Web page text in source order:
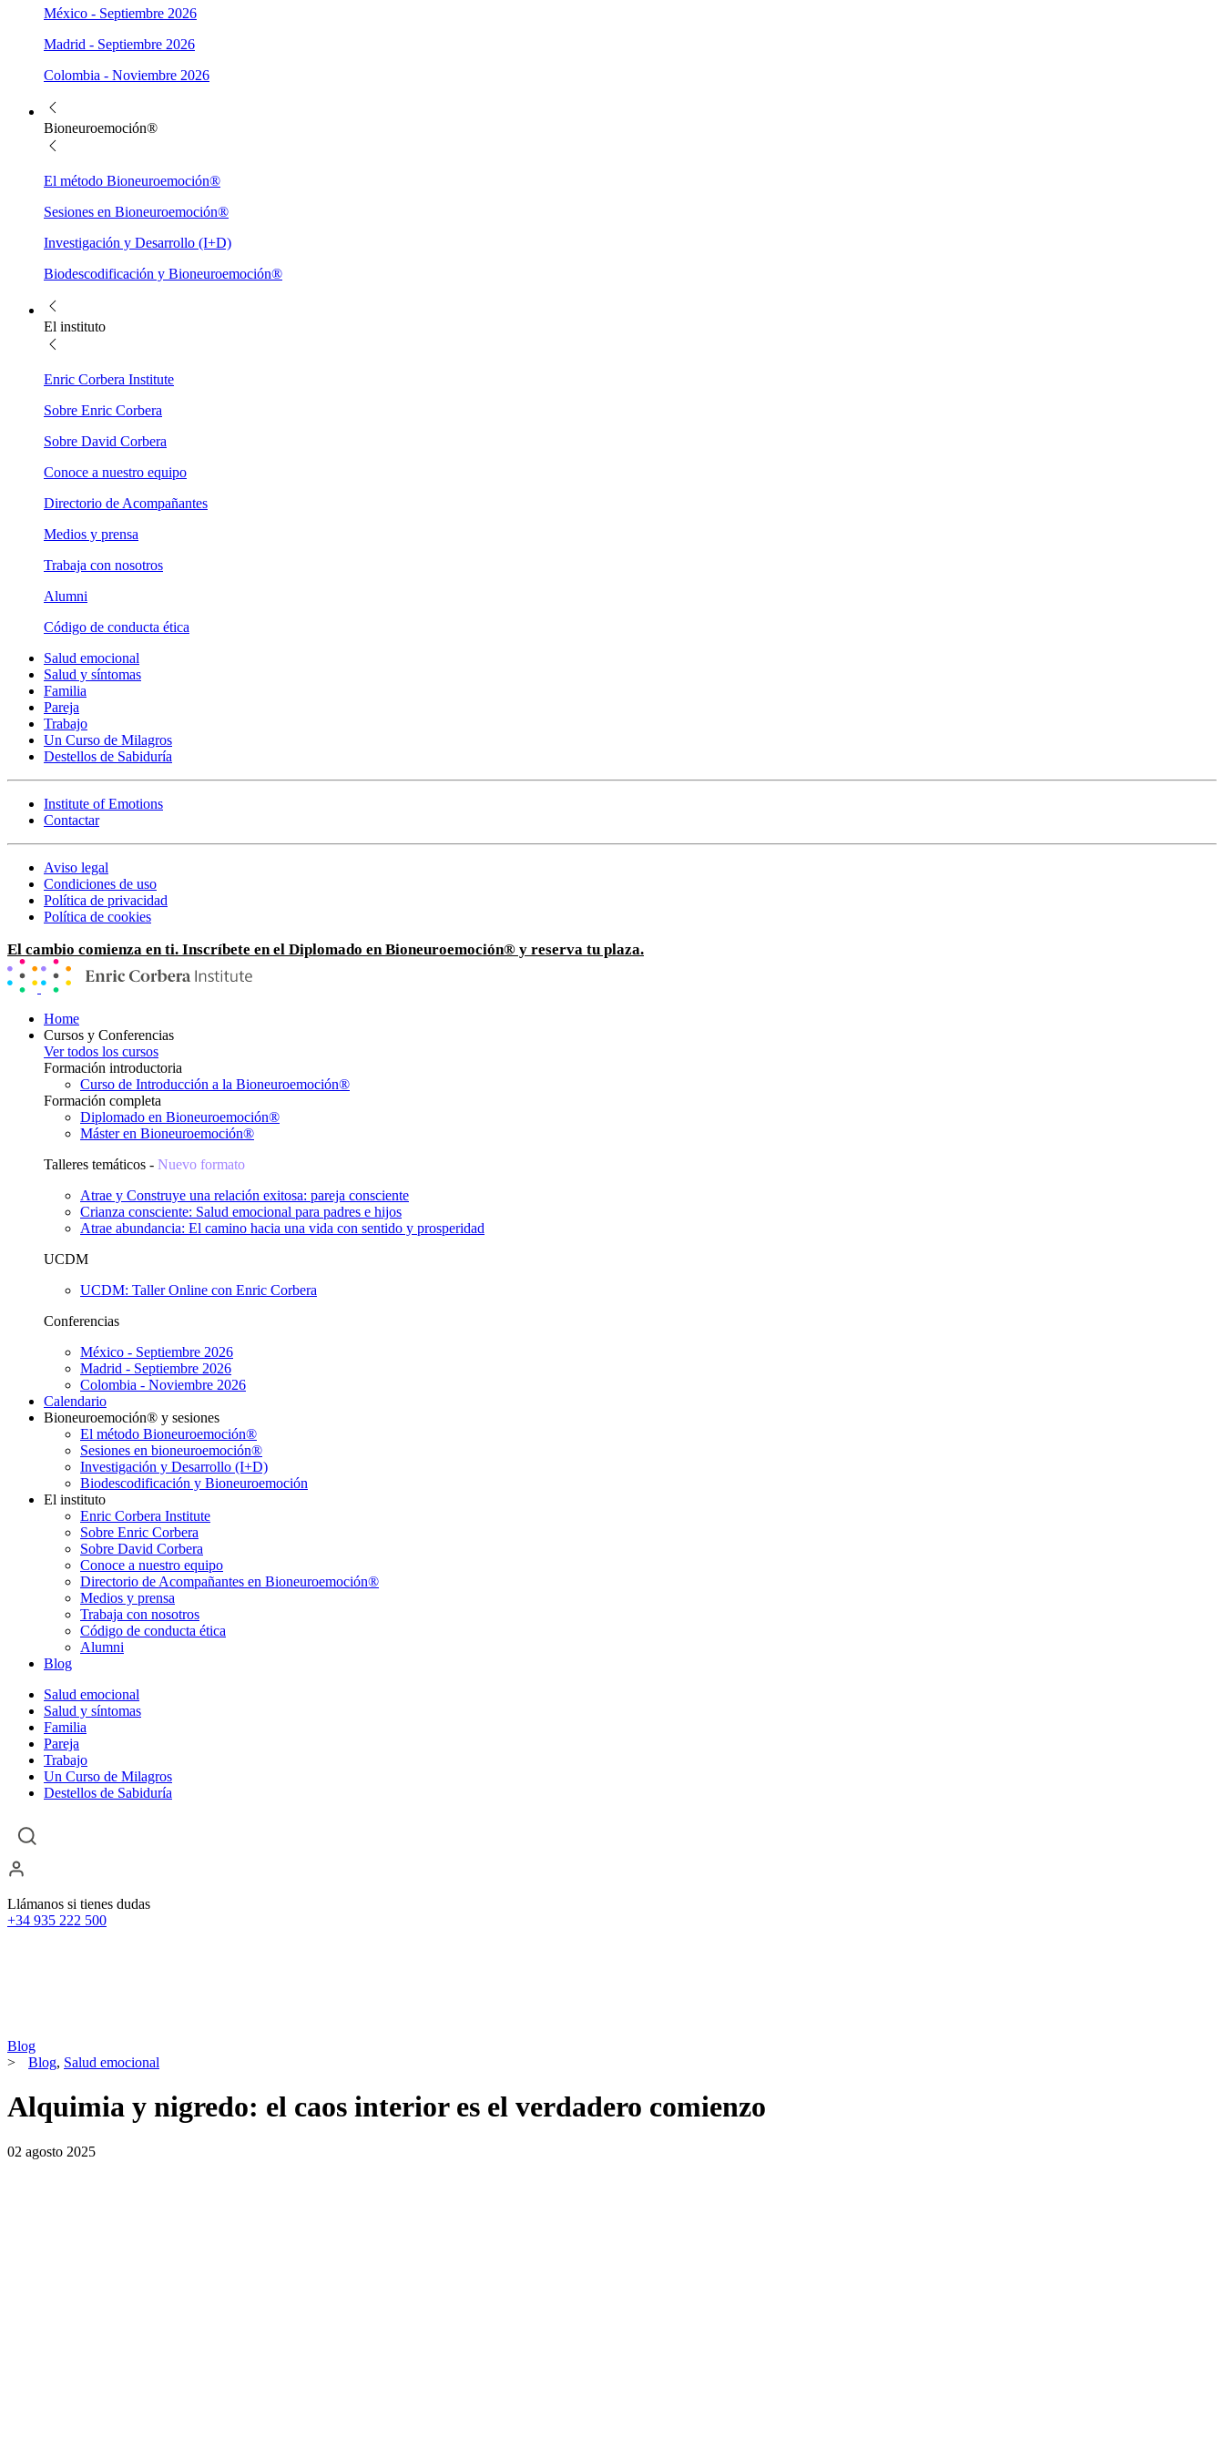
México - Septiembre 2026
Madrid - Septiembre 2026
Colombia - Noviembre 2026
Bioneuroemoción®
El método Bioneuroemoción®
Sesiones en Bioneuroemoción®
Investigación y Desarrollo (I+D)
Biodescodificación y Bioneuroemoción®
El instituto
Enric Corbera Institute
Sobre Enric Corbera
Sobre David Corbera
Conoce a nuestro equipo
Directorio de Acompañantes
Medios y prensa
Trabaja con nosotros
Alumni
Código de conducta ética
Salud emocional
Salud y síntomas
Familia
Pareja
Trabajo
Un Curso de Milagros
Destellos de Sabiduría
Institute of Emotions
Contactar
Aviso legal
Condiciones de uso
Política de privacidad
Política de cookies
El cambio comienza en ti. Inscríbete en el Diplomado en Bioneuroemoción® y reserva tu plaza.
Home
Cursos y Conferencias
Ver todos los cursos
Formación introductoria
Curso de Introducción a la Bioneuroemoción®
Formación completa
Diplomado en Bioneuroemoción®
Máster en Bioneuroemoción®
Talleres temáticos - Nuevo formato
Atrae y Construye una relación exitosa: pareja consciente
Crianza consciente: Salud emocional para padres e hijos
Atrae abundancia: El camino hacia una vida con sentido y prosperidad
UCDM
UCDM: Taller Online con Enric Corbera
Conferencias
México - Septiembre 2026
Madrid - Septiembre 2026
Colombia - Noviembre 2026
Calendario
Bioneuroemoción® y sesiones
El método Bioneuroemoción®
Sesiones en bioneuroemoción®
Investigación y Desarrollo (I+D)
Biodescodificación y Bioneuroemoción
El instituto
Enric Corbera Institute
Sobre Enric Corbera
Sobre David Corbera
Conoce a nuestro equipo
Directorio de Acompañantes en Bioneuroemoción®
Medios y prensa
Trabaja con nosotros
Código de conducta ética
Alumni
Blog
Salud emocional
Salud y síntomas
Familia
Pareja
Trabajo
Un Curso de Milagros
Destellos de Sabiduría
Llámanos si tienes dudas
+34 935 222 500
Blog
>
Blog, Salud emocional
Alquimia y nigredo: el caos interior es el verdadero comienzo
02 agosto 2025